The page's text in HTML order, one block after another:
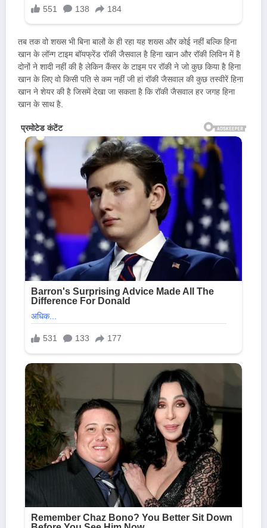
तब तक वो शख्स भी बिना बालों के ही रहा यह शख्स और कोई नहीं बल्कि हिना
खान के लॉन्ग टाइम बॉयफ्रेंड रॉकी जैसवाल है हिना खान और रॉकी लिविन में है
दोनों ने शादी नहीं की है लेकिन कैंसर के टाइम पर रॉकी ने जो कुछ किया है हिना
खान के लिए वो किसी पति से कम नहीं जी हां रॉकी जैसवाल की कुछ तस्वीरें हिना
खान ने शेयर की है जिसमें देखा जा सकता है कि रॉकी जैसवाल हर जगह हिना
खान के साथ है.